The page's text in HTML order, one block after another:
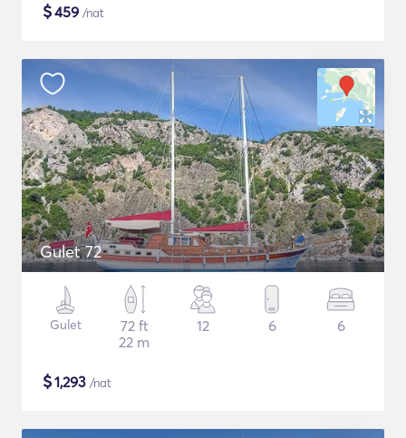
$459 /nat
Gulet 72
Gulet
72 ft
22 m
12 6 6
$1,293 /nat